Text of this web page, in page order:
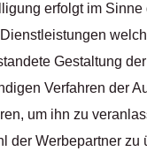
erfolgt im Sinne
Gestaltung
Verfahren der
um ihn zu
der Werbepartner